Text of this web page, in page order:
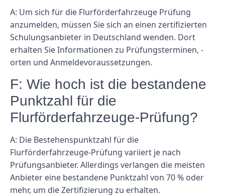
A: Um sich für die Flurförderfahrzeuge Prüfung
anzumelden, müssen Sie sich an einen zertifizierten
Schulungsanbieter in Deutschland wenden. Dort
erhalten Sie Informationen zu Prüfungsterminen, -
orten und Anmeldevoraussetzungen.
F: Wie hoch ist die bestandene
Punktzahl für die
Flurförderfahrzeuge-Prüfung?
A: Die Bestehenspunktzahl für die
Flurförderfahrzeuge-Prüfung variiert je nach
Prüfungsanbieter. Allerdings verlangen die meisten
Anbieter eine bestandene Punktzahl von 70 % oder
mehr, um die Zertifizierung zu erhalten.